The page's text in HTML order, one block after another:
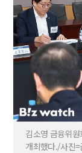
김소영 금융위
개최했다./사진=